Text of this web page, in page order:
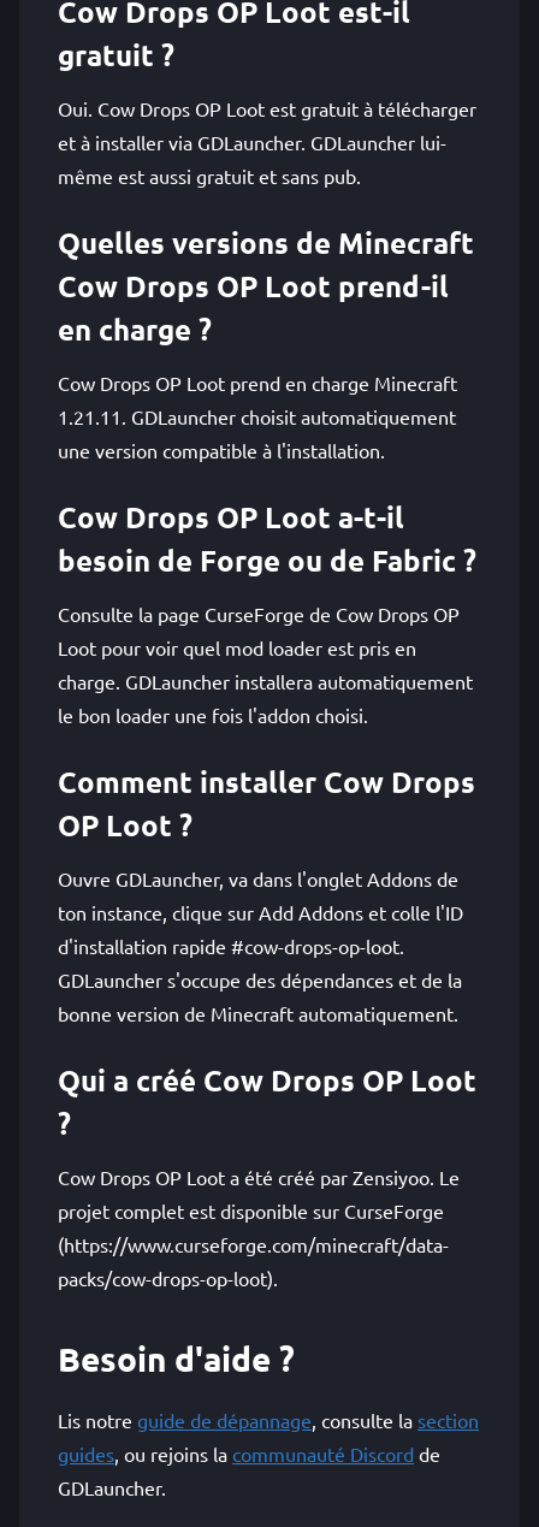
Cow Drops OP Loot est-il
gratuit ?
Oui. Cow Drops OP Loot est gratuit à télécharger
et à installer via GDLauncher. GDLauncher lui-
même est aussi gratuit et sans pub.
Quelles versions de Minecraft
Cow Drops OP Loot prend-il
en charge ?
Cow Drops OP Loot prend en charge Minecraft
1.21.11. GDLauncher choisit automatiquement
une version compatible à l'installation.
Cow Drops OP Loot a-t-il
besoin de Forge ou de Fabric ?
Consulte la page CurseForge de Cow Drops OP
Loot pour voir quel mod loader est pris en
charge. GDLauncher installera automatiquement
le bon loader une fois l'addon choisi.
Comment installer Cow Drops
OP Loot ?
Ouvre GDLauncher, va dans l'onglet Addons de
ton instance, clique sur Add Addons et colle l'ID
d'installation rapide #cow-drops-op-loot.
GDLauncher s'occupe des dépendances et de la
bonne version de Minecraft automatiquement.
Qui a créé Cow Drops OP Loot
?
Cow Drops OP Loot a été créé par Zensiyoo. Le
projet complet est disponible sur CurseForge
(https://www.curseforge.com/minecraft/data-
packs/cow-drops-op-loot).
Besoin d'aide ?
Lis notre guide de dépannage, consulte la section
guides, ou rejoins la communauté Discord de
GDLauncher.